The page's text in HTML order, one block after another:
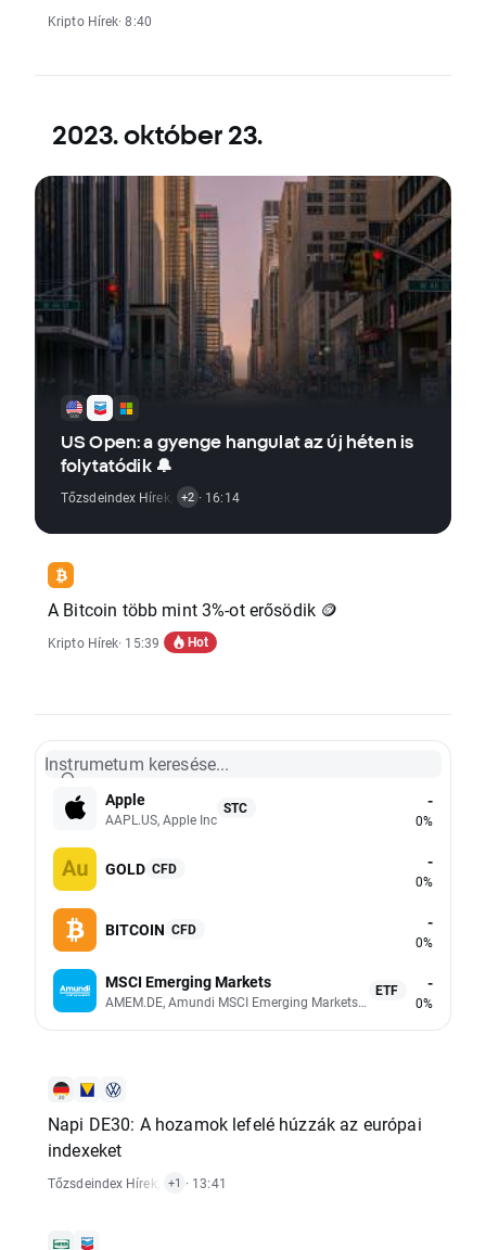
Kripto Hírek· 8:40
2023. október 23.
US Open: a gyenge hangulat az új héten is
folytatódik 🔔
Tőzsdeindex Hírek Gazdasági Riportok
+2 · 16:14
A Bitcoin több mint 3%-ot erősödik 🪙
Kripto Hírek· 15:39 Hot
Instrumetum keresése...
Apple
AAPL.US, Apple Inc
STC -
0%
GOLD CFD -
0%
BITCOIN CFD -
0%
MSCI Emerging Markets
AMEM.DE, Amundi MSCI Emerging Markets UCITS (Acc EUR)
ETF -
0%
Napi DE30: A hozamok lefelé húzzák az európai
indexeket
Tőzsdeindex Hírek Részvénypiaci Hírek
+1 · 13:41